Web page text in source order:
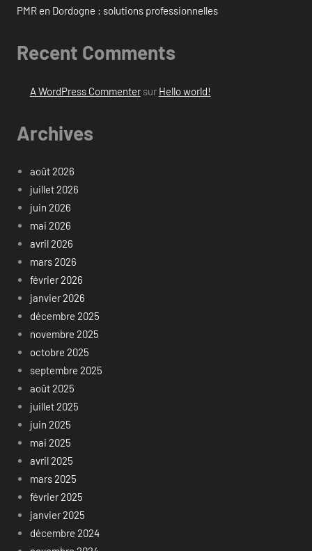
PMR en Dordogne : solutions professionnelles
Recent Comments
A WordPress Commentersur Hello world!
Archives
août 2026
juillet 2026
juin 2026
mai 2026
avril 2026
mars 2026
février 2026
janvier 2026
décembre 2025
novembre 2025
octobre 2025
septembre 2025
août 2025
juillet 2025
juin 2025
mai 2025
avril 2025
mars 2025
février 2025
janvier 2025
décembre 2024